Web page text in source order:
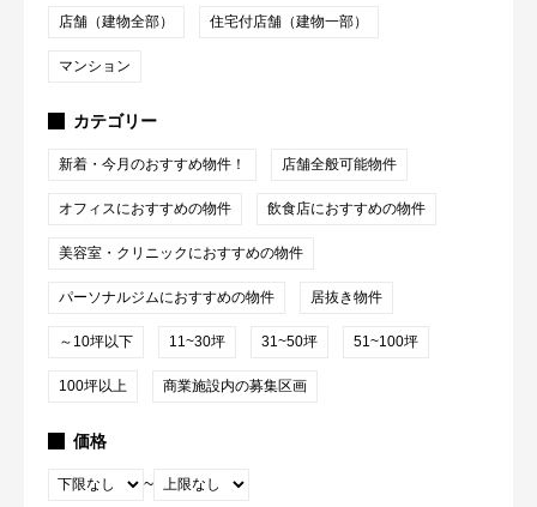
店舗（建物全部） 住宅付店舗（建物一部）
マンション
カテゴリー
新着・今月のおすすめ物件！ 店舗全般可能物件
オフィスにおすすめの物件 飲食店におすすめの物件
美容室・クリニックにおすすめの物件
パーソナルジムにおすすめの物件 居抜き物件
～10坪以下 11~30坪 31~50坪 51~100坪
100坪以上 商業施設内の募集区画
価格
~